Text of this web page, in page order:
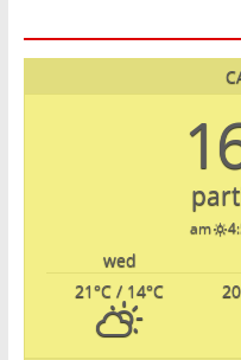
wed
20
21°C / 14°C